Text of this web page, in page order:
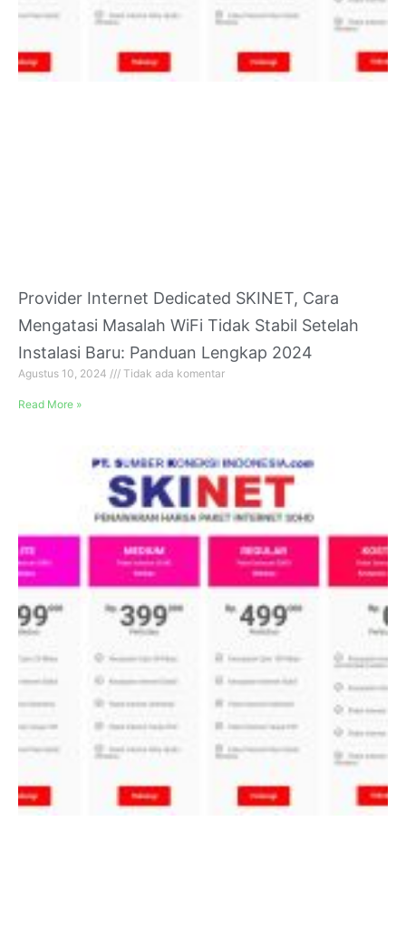
Provider Internet Dedicated SKINET, Cara
Mengatasi Masalah WiFi Tidak Stabil Setelah
Instalasi Baru: Panduan Lengkap 2024
Agustus 10, 2024 Tidak ada komentar
Read More »